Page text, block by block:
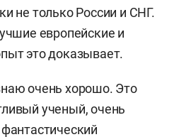
не только России и СНГ.
европейские и
это доказывает.
очень хорошо. Это
ученый, очень